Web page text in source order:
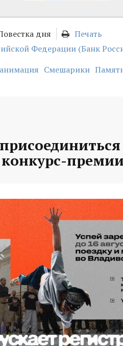
дня
Печать
Федерации (Банк
Смешарики